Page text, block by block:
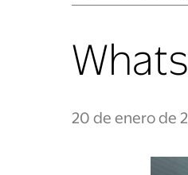
20 de enero de